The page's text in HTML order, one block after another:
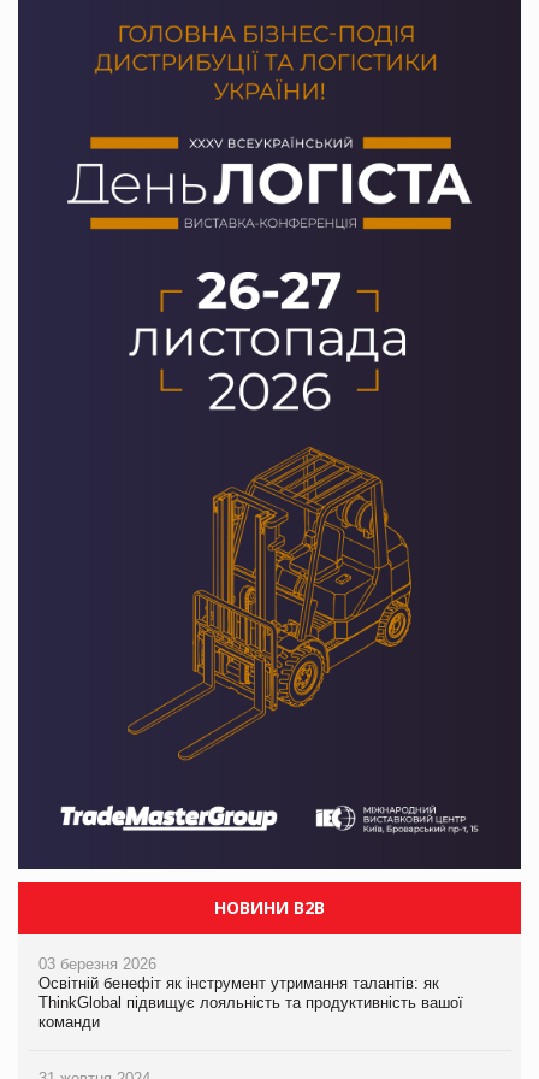
НОВИНИ B2B
03 березня 2026
Освітній бенефіт як інструмент утримання талантів: як
ThinkGlobal підвищує лояльність та продуктивність вашої
команди